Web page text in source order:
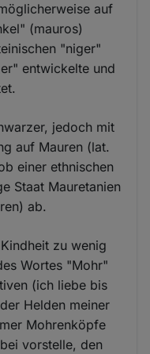
auf
(mauros)
"niger"
entwickelte und
jedoch mit
auf Mauren (lat.
einer ethnischen
Staat Mauretanien
ab.
zu wenig
Wortes "Mohr"
(ich liebe bis
Helden meiner
Mohrenköpfe
vorstelle, den